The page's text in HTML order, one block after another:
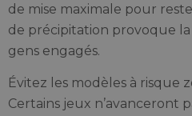
de mise maximale pour
de précipitation provoque
gens engagés.
Évitez les modèles à risque
Certains jeux n’avanceront